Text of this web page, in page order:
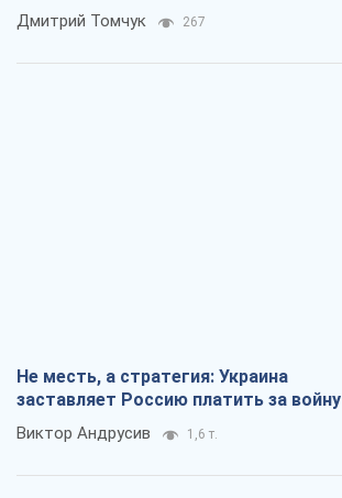
Дмитрий Томчук 267
Не месть, а стратегия: Украина
заставляет Россию платить за войну
Виктор Андрусив 1,6 т.